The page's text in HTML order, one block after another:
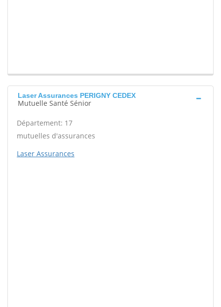
Laser Assurances PERIGNY CEDEX
Mutuelle Santé Sénior
Département: 17
mutuelles d'assurances
Laser Assurances